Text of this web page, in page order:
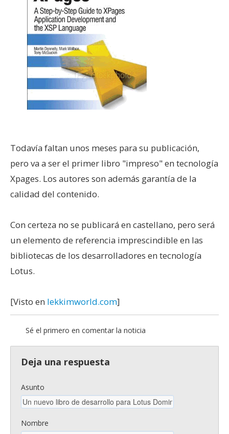
Todavía faltan unos meses para su publicación,
pero va a ser el primer libro "impreso" en tecnología
Xpages. Los autores son además garantía de la
calidad del contenido.
Con certeza no se publicará en castellano, pero será
un elemento de referencia imprescindible en las
bibliotecas de los desarrolladores en tecnología
Lotus.
[Visto en lekkimworld.com]
Sé el primero en comentar la noticia
Deja una respuesta
Asunto
Nombre